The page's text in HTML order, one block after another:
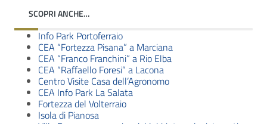
SCOPRI ANCHE…
Info Park Portoferraio
CEA “Fortezza Pisana” a Marciana
CEA “Franco Franchini” a Rio Elba
CEA “Raffaello Foresi” a Lacona
Centro Visite Casa dell’Agronomo
CEA Info Park La Salata
Fortezza del Volterraio
Isola di Pianosa